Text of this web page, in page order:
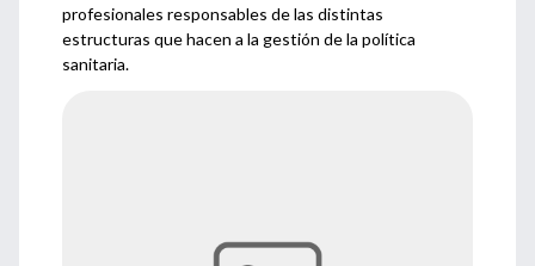
profesionales responsables de las distintas
estructuras que hacen a la gestión de la política
sanitaria.